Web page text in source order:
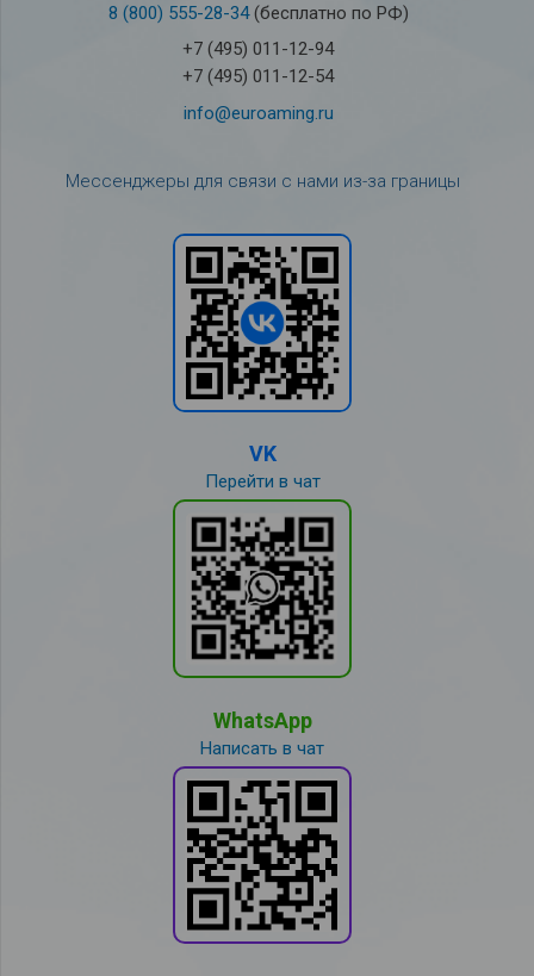
8 (800) 555-28-34(бесплатно по РФ)
+7 (495) 011-12-94
+7 (495) 011-12-54
info@euroaming.ru
Мессенджеры для связи с нами из-за границы
VK
Перейти в чат
WhatsApp
Написать в чат